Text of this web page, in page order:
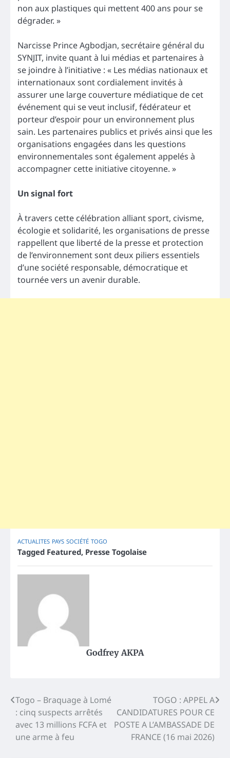
non aux plastiques qui mettent 400 ans pour se
dégrader. »
Narcisse Prince Agbodjan, secrétaire général du
SYNJIT, invite quant à lui médias et partenaires à
se joindre à l’initiative : « Les médias nationaux et
internationaux sont cordialement invités à
assurer une large couverture médiatique de cet
événement qui se veut inclusif, fédérateur et
porteur d’espoir pour un environnement plus
sain. Les partenaires publics et privés ainsi que les
organisations engagées dans les questions
environnementales sont également appelés à
accompagner cette initiative citoyenne. »
Un signal fort
À travers cette célébration alliant sport, civisme,
écologie et solidarité, les organisations de presse
rappellent que liberté de la presse et protection
de l’environnement sont deux piliers essentiels
d’une société responsable, démocratique et
tournée vers un avenir durable.
ACTUALITES PAYS SOCIÉTÉ TOGO
Tagged Featured, Presse Togolaise
Godfrey AKPA
Post
navigation
Togo – Braquage à Lomé
: cinq suspects arrêtés
avec 13 millions FCFA et
une arme à feu
TOGO : APPEL A
CANDIDATURES POUR CE
POSTE A L’AMBASSADE DE
FRANCE (16 mai 2026)